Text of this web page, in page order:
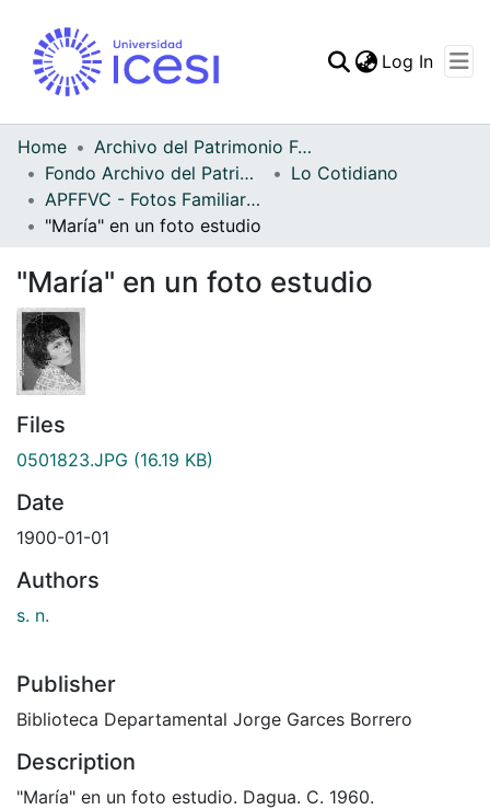
Statistics
Log In
Home
Archivo del Patrimonio Fotográfico y Fílmico del Valle del Cauca
Fondo Archivo del Patrimonio Fotográfico y Fílmico del Valle del Cauca
Lo Cotidiano
APFFVC - Fotos Familiares - Patrimonial
"María" en un foto estudio
"María" en un foto estudio
Files
0501823.JPG (16.19 KB)
Date
1900-01-01
Authors
s. n.
Publisher
Biblioteca Departamental Jorge Garces Borrero
Description
"María" en un foto estudio. Dagua. C. 1960.